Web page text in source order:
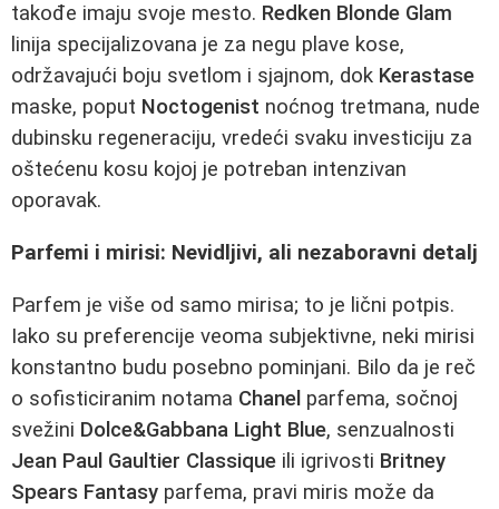
takođe imaju svoje mesto. Redken Blonde Glam
linija specijalizovana je za negu plave kose,
održavajući boju svetlom i sjajnom, dok Kerastase
maske, poput Noctogenist noćnog tretmana, nude
dubinsku regeneraciju, vredeći svaku investiciju za
oštećenu kosu kojoj je potreban intenzivan
oporavak.
Parfemi i mirisi: Nevidljivi, ali nezaboravni detalj
Parfem je više od samo mirisa; to je lični potpis.
Iako su preferencije veoma subjektivne, neki mirisi
konstantno budu posebno pominjani. Bilo da je reč
o sofisticiranim notama Chanel parfema, sočnoj
svežini Dolce&Gabbana Light Blue, senzualnosti
Jean Paul Gaultier Classique ili igrivosti Britney
Spears Fantasy parfema, pravi miris može da